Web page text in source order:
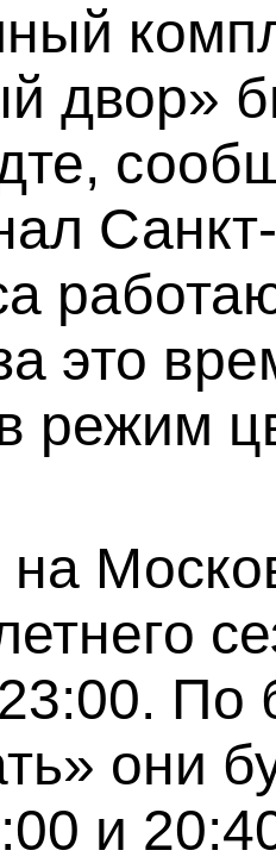
двор»
это
режим
По
они
и